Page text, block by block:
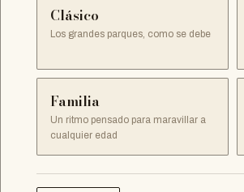
Clásico
Los grandes parques, como se debe
Familia
Un ritmo pensado para maravillar a
cualquier edad